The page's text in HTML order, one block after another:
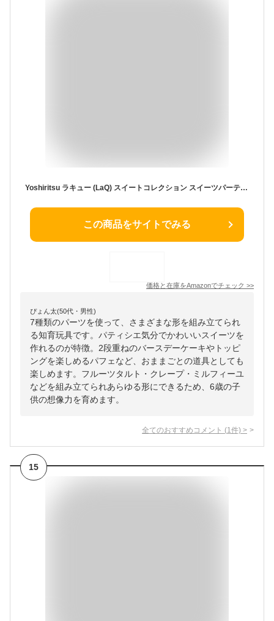
Yoshiritsu ラキュー (LaQ) スイートコレクション スイーツパーティ( Sweet Collection SWEETS PARTY)
この商品をサイトでみる
価格と在庫をAmazonでチェック >>
ぴょん太(50代・男性)
7種類のパーツを使って、さまざまな形を組み立てられ
る知育玩具です。パティシエ気分でかわいいスイーツを
作れるのが特徴。2段重ねのバースデーケーキやトッピ
ングを楽しめるパフェなど、おままごとの道具としても
楽しめます。フルーツタルト・クレープ・ミルフィーユ
などを組み立てられあらゆる形にできるため、6歳の子
供の想像力を育めます。
全てのおすすめコメント (1 件) >
15